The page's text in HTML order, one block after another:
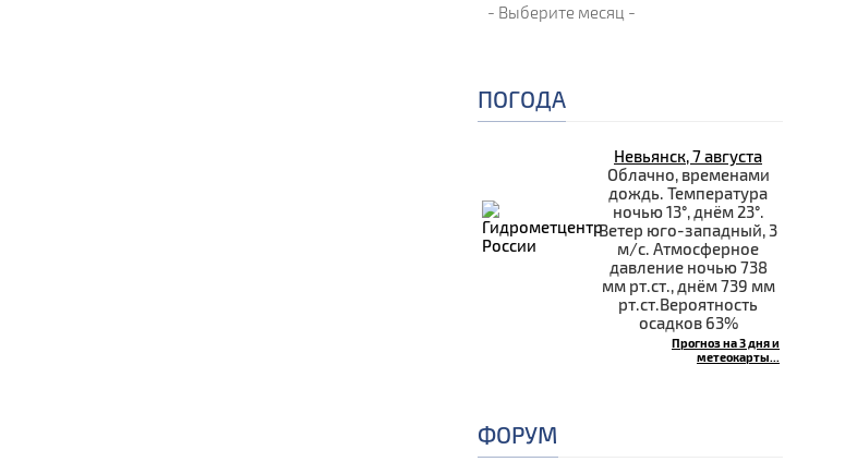
ПОГОДА
Невьянск, 7 августа
Облачно, временами
дождь. Температура
ночью 13°, днём 23°.
Ветер юго-западный, 3
м/с. Атмосферное
давление ночью 738
мм рт.ст., днём 739 мм
рт.ст.Вероятность
осадков 63%
Прогноз на 3 дня и
метеокарты...
ФОРУМ